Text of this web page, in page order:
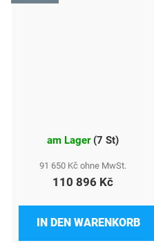
am Lager (7 St)
91 650 Kč ohne MwSt.
110 896 Kč
IN DEN WARENKORB